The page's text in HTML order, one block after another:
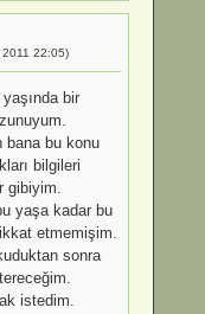
2011 22:05)
bir
bana bu konu
bilgileri
gibiyim.
yaşa kadar bu
etmemişim.
sonra
istedim.